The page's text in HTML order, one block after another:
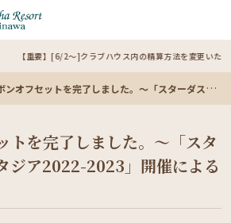
2～]クラブハウス内の精算方法を変更いたします（ご宿泊の
セットを完了しました。～「スターダストファンタジア2022-2023」開催によるCO2排出～
トを完了しました。～「スタ
ジア2022-2023」開催による